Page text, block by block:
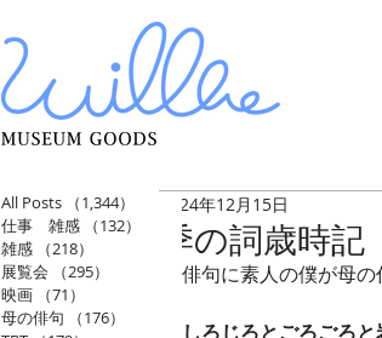
季の詞歳時記
2024年12月15日
俳句に素人の僕が母の
しろじろとごろごろ
All Posts （1,344）
1,344件の記事
仕事 雑感
（132）
132件の記事
雑感
（218）
展覧会
（295）
295件の記事
映画
（71）
母の俳句
（176）